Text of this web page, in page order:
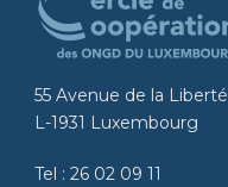
55 Avenue de la Liberté
L-1931 Luxembourg
Tel : 26 02 09 11